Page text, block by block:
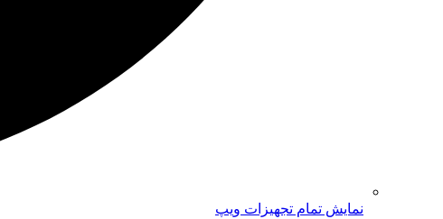
نمایش تمام تجهیزات ویپ